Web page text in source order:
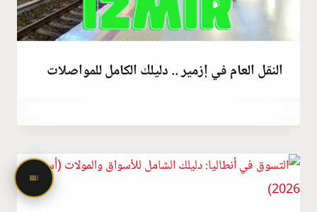
النقل العام في إزمير .. دليلك الكامل للمواصلات
Hatice